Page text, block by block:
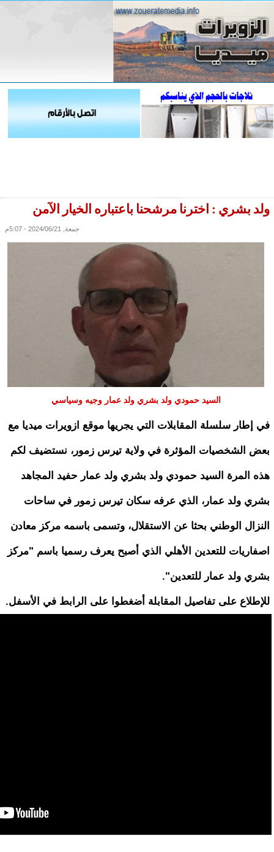
ولد بشري : اخترنا مرشحنا باعتباره الخيار الآمن
جمعة, 2024/06/21 - 5:07م
السيد حمودي ولد بشري ولد عمار وجيه وسياسي
في إطار سلسلة المقابلات التي يجريها موقع ازويرات ميديا مع
بعض الشخصيات المؤثرة في ولاية تيرس زمور، نستضيف لكم
هذه المرة السيد حمودي ولد بشري ولد عمار حفيد المجاهد
بشري ولد عمار، الذي عرفه سكان تيرس زمور في ساحات
النزال الوطني بحثا عن الاستقلال، وتسمى باسمه مركز معادن
اصفاريات للتعدين الأهلي الذي أصبح يعرف رسميا باسم "مركز
بشري ولد عمار للتعدين".
للإطلاع على تفاصيل المقابلة أضغطوا على الرابط في الأسفل.